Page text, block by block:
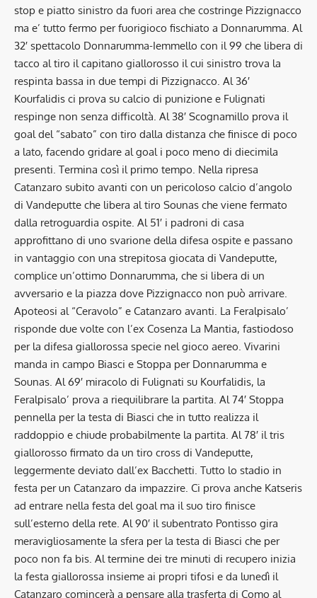
stop e piatto sinistro da fuori area che costringe Pizzignacco
ma e’ tutto fermo per fuorigioco fischiato a Donnarumma. Al
32′ spettacolo Donnarumma-Iemmello con il 99 che libera di
tacco al tiro il capitano giallorosso il cui sinistro trova la
respinta bassa in due tempi di Pizzignacco. Al 36′
Kourfalidis ci prova su calcio di punizione e Fulignati
respinge non senza difficoltà. Al 38′ Scognamillo prova il
goal del “sabato” con tiro dalla distanza che finisce di poco
a lato, facendo gridare al goal i poco meno di diecimila
presenti. Termina così il primo tempo. Nella ripresa
Catanzaro subito avanti con un pericoloso calcio d’angolo
di Vandeputte che libera al tiro Sounas che viene fermato
dalla retroguardia ospite. Al 51′ i padroni di casa
approfittano di uno svarione della difesa ospite e passano
in vantaggio con una strepitosa giocata di Vandeputte,
complice un’ottimo Donnarumma, che si libera di un
avversario e la piazza dove Pizzignacco non può arrivare.
Apoteosi al “Ceravolo” e Catanzaro avanti. La Feralpisalo’
risponde due volte con l’ex Cosenza La Mantia, fastiodoso
per la difesa giallorossa specie nel gioco aereo. Vivarini
manda in campo Biasci e Stoppa per Donnarumma e
Sounas. Al 69′ miracolo di Fulignati su Kourfalidis, la
Feralpisalo’ prova a riequilibrare la partita. Al 74′ Stoppa
pennella per la testa di Biasci che in tutto realizza il
raddoppio e chiude probabilmente la partita. Al 78′ il tris
giallorosso firmato da un tiro cross di Vandeputte,
leggermente deviato dall’ex Bacchetti. Tutto lo stadio in
festa per un Catanzaro da impazzire. Ci prova anche Katseris
ad entrare nella festa del goal ma il suo tiro finisce
sull’esterno della rete. Al 90′ il subentrato Pontisso gira
meravigliosamente la sfera per la testa di Biasci che per
poco non fa bis. Al termine dei tre minuti di recupero inizia
la festa giallorossa insieme ai propri tifosi e da lunedì il
Catanzaro comincerà a pensare alla trasferta di Como al